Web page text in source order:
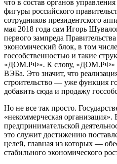
что в состав органов
фигуры российского
сотрудников президентского
мая 2018 года сам Игорь
первого зампреда
экономический блок, в том
госсобственностью и такие
«ДОМ.РФ». К слову, «ДОМ.РФ»
ВЭБа. Это значит, что
строительство — уже функция
добавить сюда и продажу
Но не все так просто.
«некоммерческая организация».
предпринимательской
это служит достижению
целей, главная из которых —
стабильного экономического